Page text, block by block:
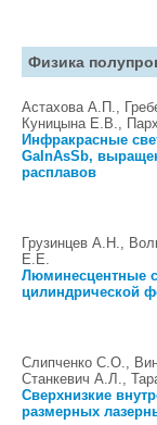
Физика
Астахова А.П.,
Куницына Е.В.,
Инфракрасные
GaInAsSb,
расплавов
Грузинцев А.Н.,
Е.Е.
Люминесцентные
цилиндрической
Слипченко С.О.,
Станкевич А.Л.,
Сверхнизкие
размерных